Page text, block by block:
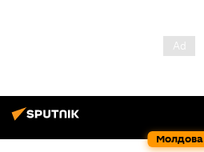
Молдова